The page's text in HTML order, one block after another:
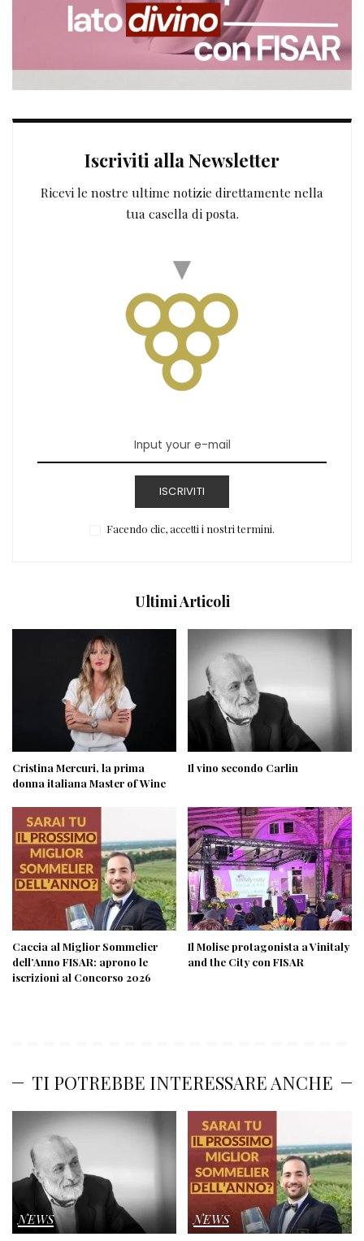
Iscriviti alla Newsletter
Ricevi le nostre ultime notizie direttamente nella
tua casella di posta.
ISCRIVITI
Facendo clic, accetti i nostri termini.
Ultimi Articoli
Cristina Mercuri, la prima
donna italiana Master of Wine
Il vino secondo Carlin
Caccia al Miglior Sommelier
dell’Anno FISAR: aprono le
iscrizioni al Concorso 2026
Il Molise protagonista a Vinitaly
and the City con FISAR
TI POTREBBE INTERESSARE ANCHE
NEWS
NEWS